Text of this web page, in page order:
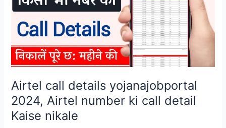
Airtel call details yojanajobportal
2024, Airtel number ki call detail
Kaise nikale